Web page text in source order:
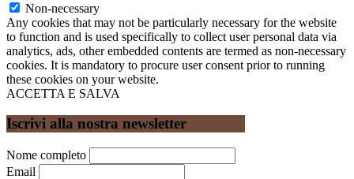
Non-necessary
Any cookies that may not be particularly necessary for the website
to function and is used specifically to collect user personal data via
analytics, ads, other embedded contents are termed as non-necessary
cookies. It is mandatory to procure user consent prior to running
these cookies on your website.
ACCETTA E SALVA
Iscrivi alla nostra newsletter
Nome completo
Email